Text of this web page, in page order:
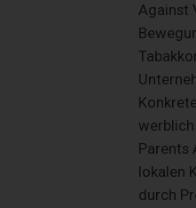
Against
Parents
lokalen
durch